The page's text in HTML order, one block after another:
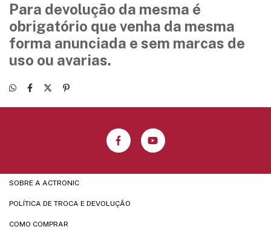
Para devolução da mesma é
obrigatório que venha da mesma
forma anunciada e sem marcas de
uso ou avarias.
SOBRE A ACTRONIC
POLÍTICA DE TROCA E DEVOLUÇÃO
COMO COMPRAR